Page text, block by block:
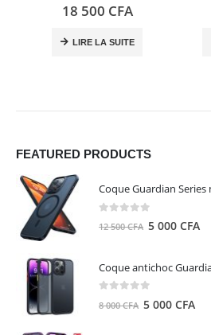
0out of 5
18 500 CFA
LIRE LA SUITE
FEATURED PRODUCTS
12 500CFA Le
500 CFA.
5 000 CFA
8 000CFA Le
5 000 CFA